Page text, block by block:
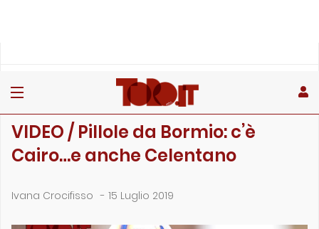
VIDEO / Pillole da Bormio: c’è
Cairo…e anche Celentano
Ivana Crocifisso - 15 Luglio 2019